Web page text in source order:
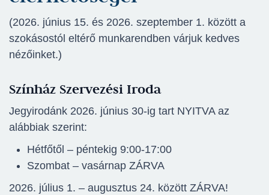
(2026. június 15. és 2026. szeptember 1. között a
szokásostól eltérő munkarendben várjuk kedves
nézőinket.)
Színház Szervezési Iroda
Jegyirodánk 2026. június 30-ig tart NYITVA az
alábbiak szerint:
Hétfőtől – péntekig 9:00-17:00
Szombat – vasárnap ZÁRVA
2026. július 1. – augusztus 24. között ZÁRVA!